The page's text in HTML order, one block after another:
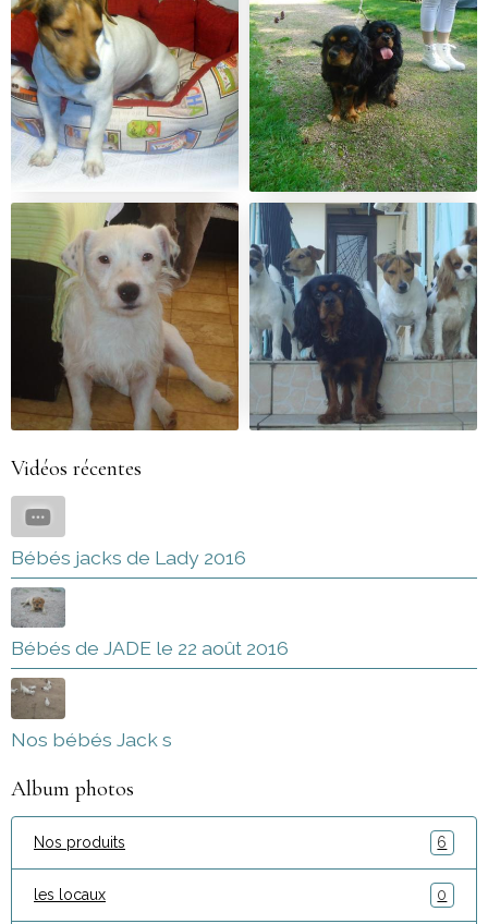
Vidéos récentes
Bébés jacks de Lady 2016
Bébés de JADE le 22 août 2016
Nos bébés Jack s
Album photos
Nos produits 6
les locaux 0